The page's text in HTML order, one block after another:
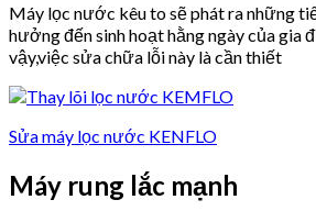
Máy lọc nước kêu to sẽ phát ra những
hưởng đến sinh hoạt hằng ngày của gia
vậy,việc sửa chữa lỗi này là cần thiết
Sửa máy lọc nước KENFLO
Máy rung lắc mạnh